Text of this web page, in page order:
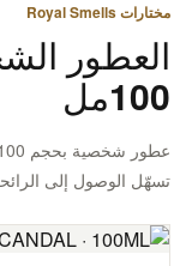
مختارات Royal Smells
العطور
100مل
تسهّل الوصول إلى